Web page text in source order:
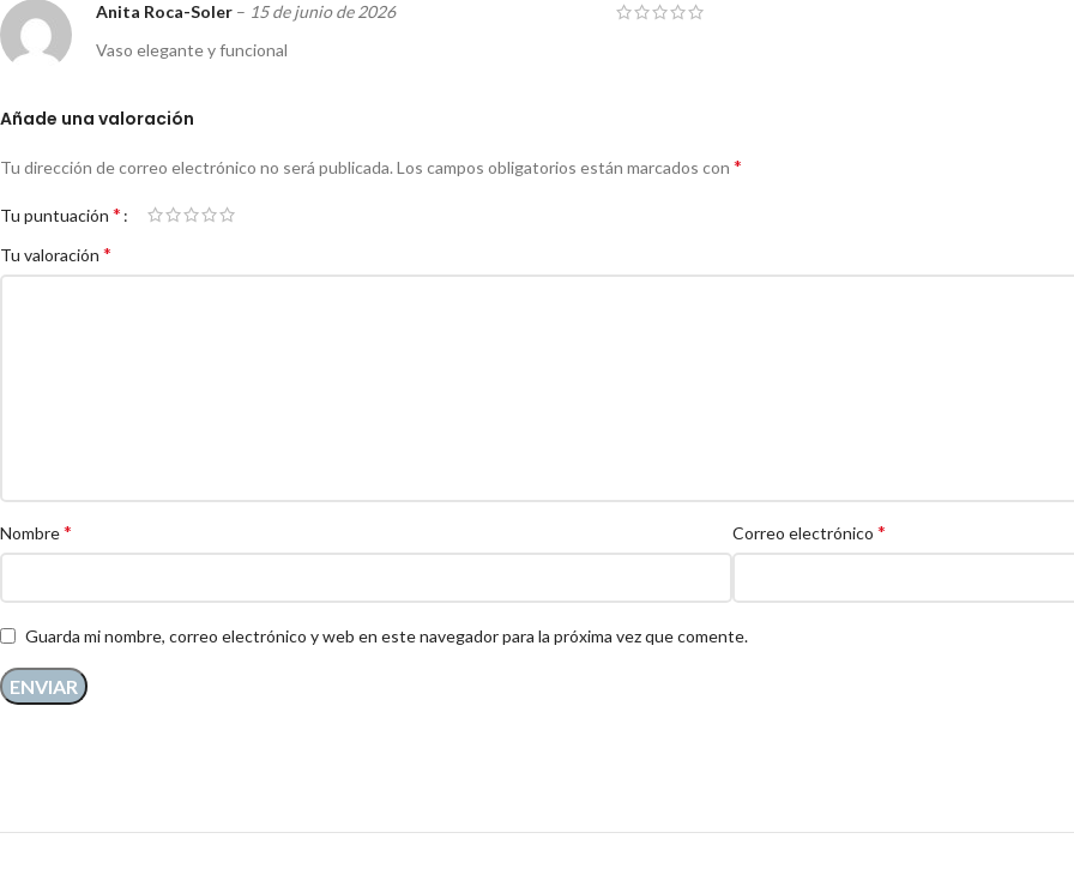
Anita Roca-Soler – 15 de junio de 2026
Vaso elegante y funcional
Añade una valoración
Tu dirección de correo electrónico no será publicada.Los campos obligatorios están marcados con *
Tu puntuación *
Tu valoración *
Nombre* Correo electrónico *
Guarda mi nombre, correo electrónico y web en este navegador para la próxima vez que comente.